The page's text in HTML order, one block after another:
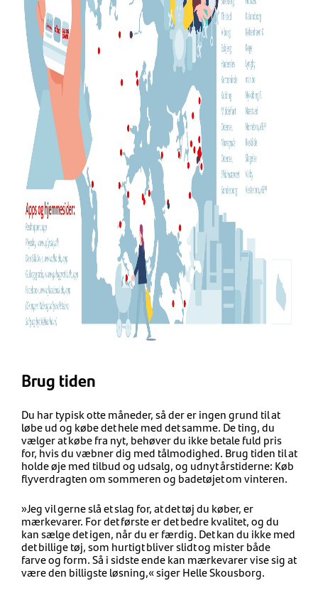
Brug tiden
Du har typisk otte måneder, så der er ingen grund til at
løbe ud og købe det hele med det samme. De ting, du
vælger at købe fra nyt, behøver du ikke betale fuld pris
for, hvis du væbner dig med tålmodighed. Brug tiden til at
holde øje med tilbud og udsalg, og udnyt årstiderne: Køb
flyverdragten om sommeren og badetøjet om vinteren.
»Jeg vil gerne slå et slag for, at det tøj du køber, er
mærkevarer. For det første er det bedre kvalitet, og du
kan sælge det igen, når du er færdig. Det kan du ikke med
det billige tøj, som hurtigt bliver slidt og mister både
farve og form. Så i sidste ende kan mærkevarer vise sig at
være den billigste løsning,« siger Helle Skousborg.